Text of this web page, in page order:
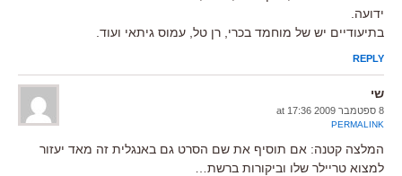
ידועה.
בתיעודיים יש של מוחמד בכרי, רן טל, עמוס גיתאי ועוד.
REPLY
שי
8 ספטמבר 2009 at 17:36
PERMALINK
המלצה קטנה: אם תוסיף את שם הסרט גם באנגלית זה מאד יעזור
למצוא טריילר שלו וביקורות ברשת…